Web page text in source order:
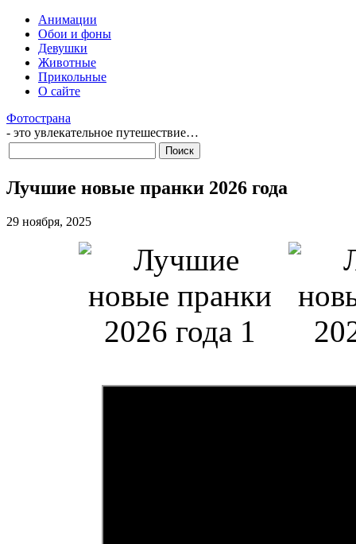
Анимации
Обои и фоны
Девушки
Животные
Прикольные
О сайте
Фотострана
- это увлекательное путешествие…
Лучшие новые пранки 2026 года
29 ноября, 2025